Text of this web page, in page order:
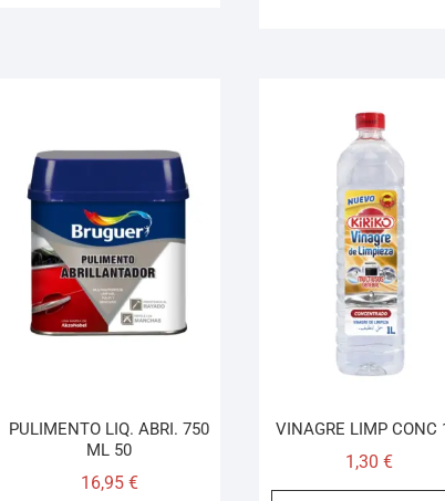
PULIMENTO LIQ. ABRI. 750
ML 50
16,95 €
VINAGRE LIMP CONC
1,30€